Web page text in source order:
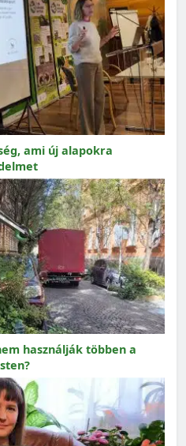
ami új alapokra
használják többen a